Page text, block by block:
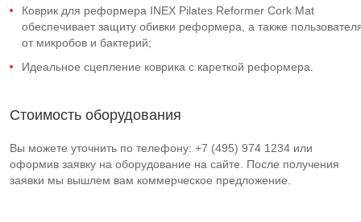
Коврик для реформера INEX Pilates Reformer Cork Mat
обеспечивает защиту обивки реформера, а также
от микробов и бактерий;
Идеальное сцепление коврика с кареткой реформера.
Стоимость оборудования
Вы можете уточнить по телефону: +7 (495) 974 1234 или
оформив заявку на оборудование на сайте. После получения
заявки мы вышлем вам коммерческое предложение.